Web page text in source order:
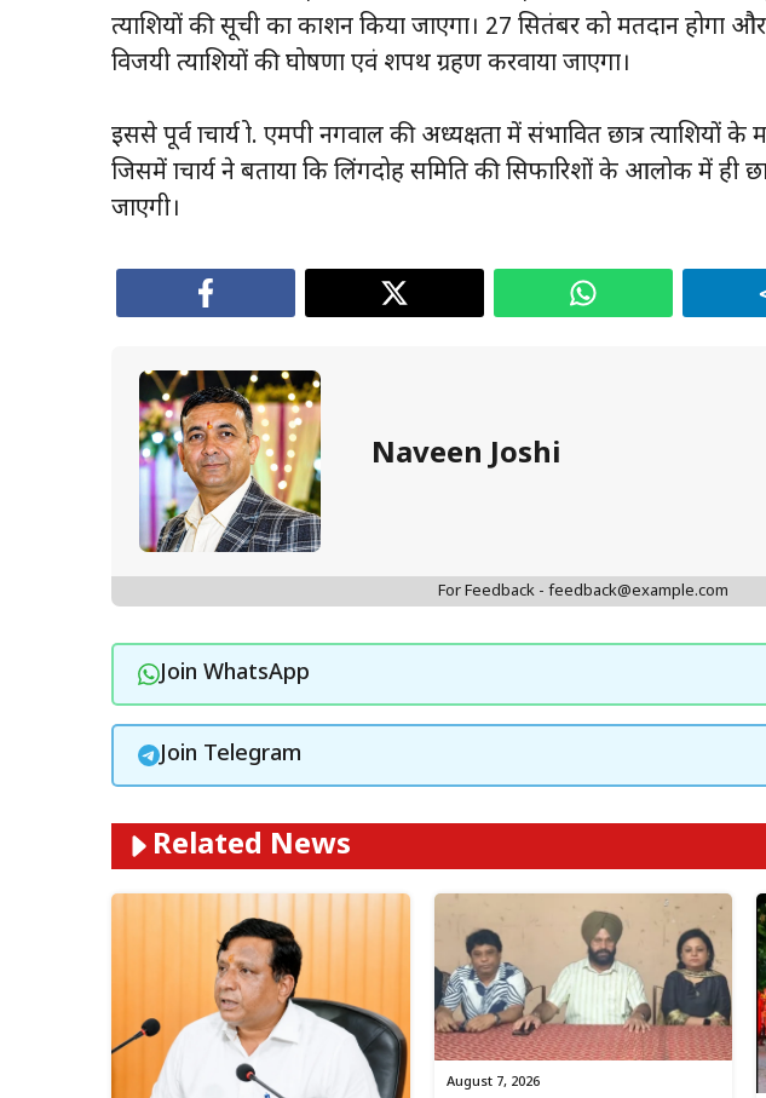
प्रत्याशियों की सूची का प्रकाशन किया जाएगा। 27 सितंबर को मतदान होगा
विजयी प्रत्याशियों की घोषणा एवं शपथ ग्रहण करवाया जाएगा।
इससे पूर्व प्राचार्य प्रो. एमपी नगवाल की अध्यक्षता में संभावित छात्र
जिसमें प्राचार्य ने बताया कि लिंगदोह समिति की सिफारिशों के आलोक में ही
जाएगी।
Naveen Joshi
For Feedback - feedback@example.com
Join WhatsApp
Join Telegram
Related News
August 7, 2026